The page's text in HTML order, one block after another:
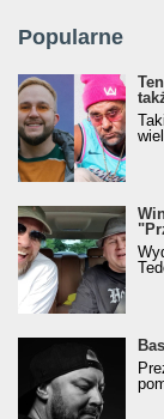
Popularne